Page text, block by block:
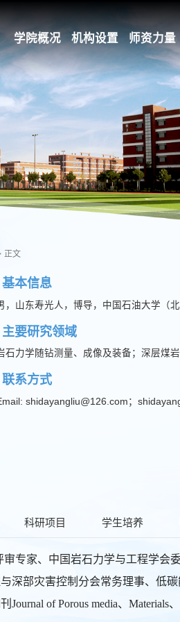
学院概况 机构设置 师资力量
正文
基本信息
，山东寿光人，博导，中国石油大学（
主要研究领域
石力学随钻测量、成像及装备；深层煤
联系方式
shidayangliu@126.com；
科研项目 学生培养
专家、中国岩石力学与工程学会
深部灾害控制分会常务理事、低
of Porous media、Materials